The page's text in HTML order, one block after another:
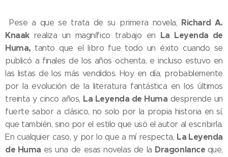
Pese a que se trata de su primera novela, Richard A.
Knaak realiza un magnífico trabajo en La Leyenda de
Huma, tanto que el libro fue todo un éxito cuando se
publicó a finales de los años ochenta, e incluso estuvo en
las listas de los más vendidos. Hoy en día, probablemente
por la evolución de la literatura fantástica en los últimos
treinta y cinco años, La Leyenda de Huma desprende un
fuerte sabor a clásico, no solo por la propia historia en sí,
que también, sino por el estilo que usó el autor al escribirla.
En cualquier caso, y por lo que a mí respecta, La Leyenda
de Huma es una de esas novelas de la Dragonlance que,